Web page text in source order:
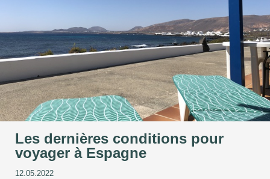
Les dernières conditions pour
voyager à Espagne
12.05.2022